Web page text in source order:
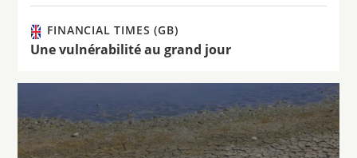
FINANCIAL TIMES (GB)
Une vulnérabilité au grand jour